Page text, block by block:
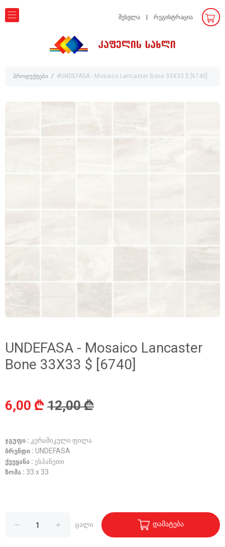
შესვლა რეგისტრაცია
პროდუქტები #UNDEFASA - Mosaico Lancaster Bone 33X33 $ [6740]
UNDEFASA - Mosaico Lancaster
Bone 33X33 $ [6740]
6,00 ₾ 12,00 ₾
ჯგუფი : კერამიკული ფილა
ბრენდი : UNDEFASA
ქვეყანა : ესპანეთი
ზომა : 33 x 33
ცალი დამატება